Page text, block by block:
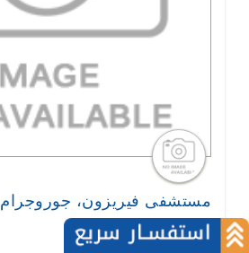
مستشفى فيريزون، جوروجرام
نيو دلهي